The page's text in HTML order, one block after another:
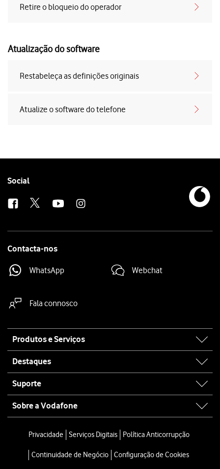
Retire o bloqueio do operador
Atualização do software
Restabeleça as definições originais
Atualize o software do telefone
Follow
Social
Contacta-nos
WhatsApp Webchat
Fala connosco
map
Produtos e Serviços
Destaques
Suporte
Sobre a Vodafone
Privacidade Serviços Digitais Política Anticorrupção
Continuidade de Negócio Configuração de Cookies